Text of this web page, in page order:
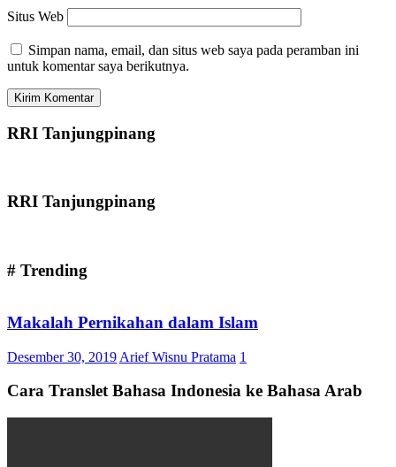
Situs Web
Simpan nama, email, dan situs web saya pada peramban ini
untuk komentar saya berikutnya.
RRI Tanjungpinang
RRI Tanjungpinang
# Trending
Makalah Pernikahan dalam Islam
Desember 30, 2019 Arief Wisnu Pratama 1
Cara Translet Bahasa Indonesia ke Bahasa Arab